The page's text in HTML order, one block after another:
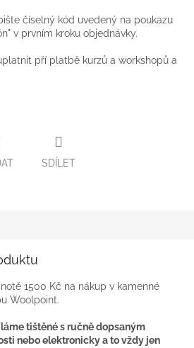
číselný kód uvedený na poukazu
v prvním kroku objednávky.
pří platbě kurzů a workshopů a
SDÍLET
1500 Kč na nákup v kamenné
Woolpoint.
tištěné s ručně dopsaným
nebo elektronicky a to vždy jen